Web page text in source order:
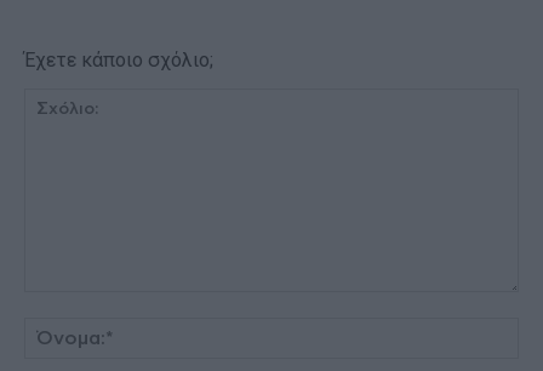
Έχετε κάποιο σχόλιο;